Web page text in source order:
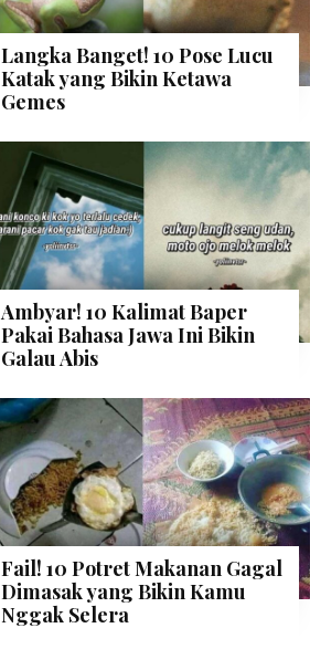
Langka Banget! 10 Pose Lucu
Katak yang Bikin Ketawa
Gemes
Ambyar! 10 Kalimat Baper
Pakai Bahasa Jawa Ini Bikin
Galau Abis
Fail! 10 Potret Makanan Gagal
Dimasak yang Bikin Kamu
Nggak Selera